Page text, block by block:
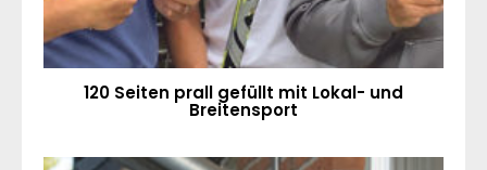
120 Seiten prall gefüllt mit Lokal- und
Breitensport